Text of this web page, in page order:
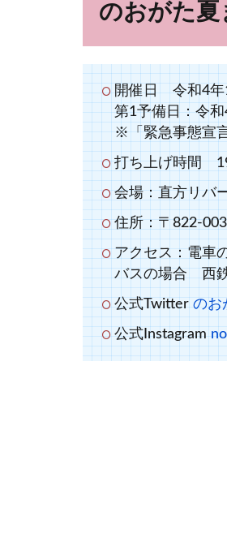
のおがた夏
開催日 令和4年
第1予備日：令
※「緊急事態宣
打ち上げ時間
会場：直方リバ
住所：〒822-
アクセス：電車
バスの場合 西
公式Twitterのお
公式Instagram